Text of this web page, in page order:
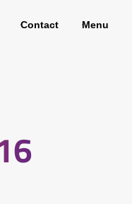
Contact Menu